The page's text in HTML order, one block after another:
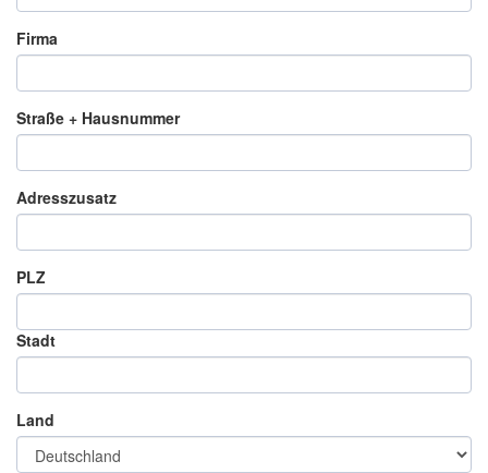
Firma
Straße + Hausnummer
Adresszusatz
PLZ
Stadt
Land